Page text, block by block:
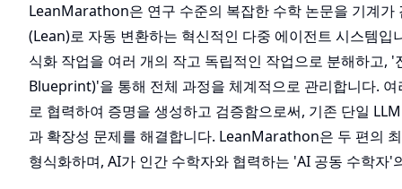
LeanMarathon은 연구 수준의 복잡한 수학 논문을 기계가
(Lean)로 자동 변환하는 혁신적인 다중 에이전트 시스템입
식화 작업을 여러 개의 작고 독립적인 작업으로 분해하고,
Blueprint)'을 통해 전체 과정을 체계적으로 관리합니다.
로 협력하여 증명을 생성하고 검증함으로써, 기존 단일
과 확장성 문제를 해결합니다. LeanMarathon은 두 편의
형식화하며, AI가 인간 수학자와 협력하는 'AI 공동 수학자'